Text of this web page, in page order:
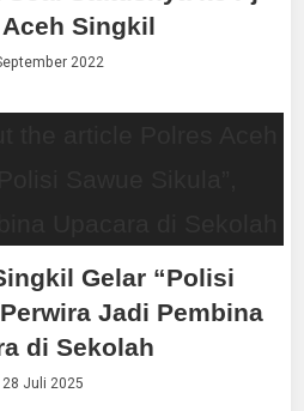
Singkil
2022
Gelar “Polisi
Jadi Pembina
di Sekolah
28 Juli 2025